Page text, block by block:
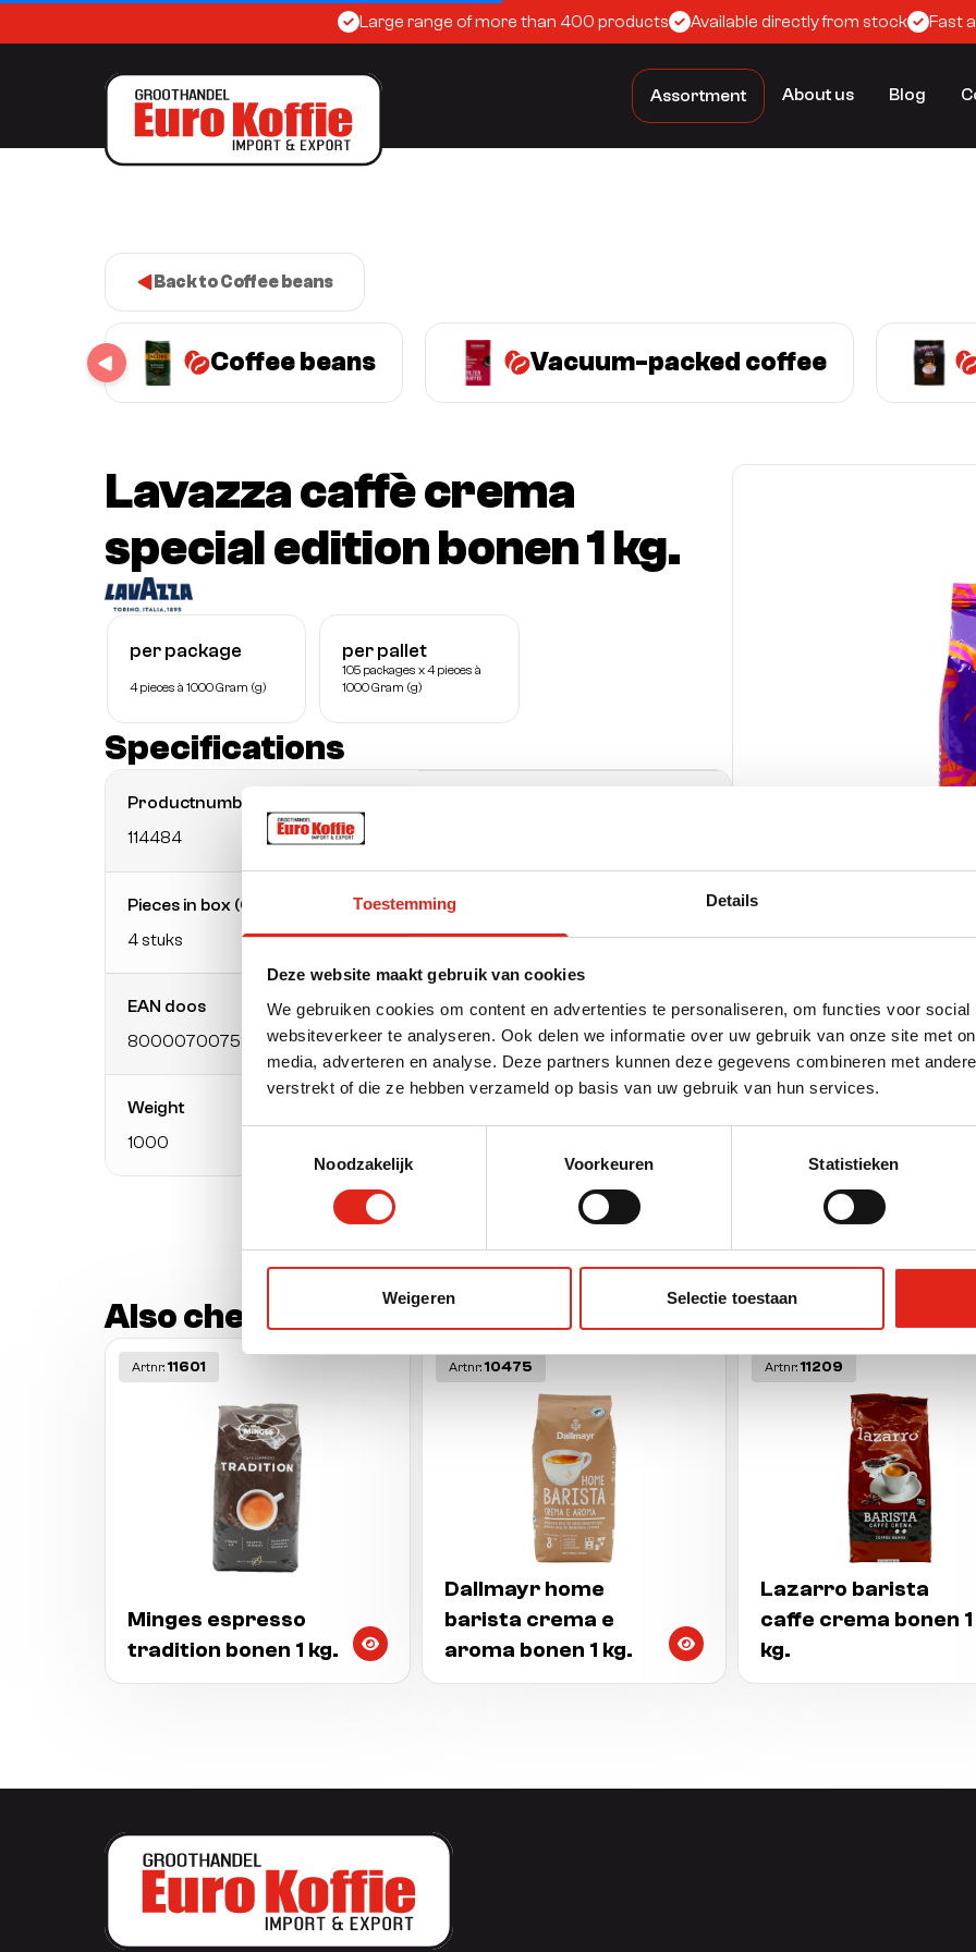
Toestemming Details
Deze website maakt gebruik van cookies
We gebruiken cookies om content en advertenties te personaliseren, om functies voor
websiteverkeer te analyseren. Ook delen we informatie over uw gebruik van onze site met
media, adverteren en analyse. Deze partners kunnen deze gegevens combineren met
verstrekt of die ze hebben verzameld op basis van uw gebruik van hun services.
Noodzakelijk
Voorkeuren Statistieken
Weigeren Selectie toestaan
Large range of more than 400 products Available directly from stock Fast
Assortment About us Blog
Back to Coffee beans
Coffee beans Vacuum-packed coffee
Lavazza caffè crema
special edition bonen 1 kg.
per package
4 pieces à 1000 Gram (g)
per pallet
105 packages x 4 pieces à
1000 Gram (g)
Specifications
Productnumber
114484
Pieces in box (CE)
4 stuks
Boxes per pallet (HE)
105 stuks
EAN doos
8000070075863
Packaging
bag
Weight
1000
Also check out these other products
Artnr: 11601
Minges espresso
tradition bonen 1 kg.
Artnr: 10475
Dallmayr home
barista crema e
aroma bonen 1 kg.
Artnr: 11209
Lazarro barista
caffe crema bonen 1
kg.